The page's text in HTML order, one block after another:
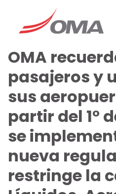
OMA
pasajeros y
sus
partir del 1°
se
nueva
restringe la